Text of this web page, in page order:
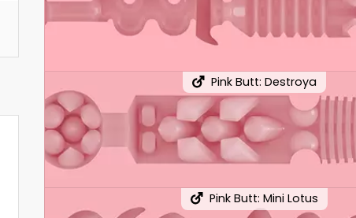
Pink Butt: Destroya
Pink Butt: Mini Lotus